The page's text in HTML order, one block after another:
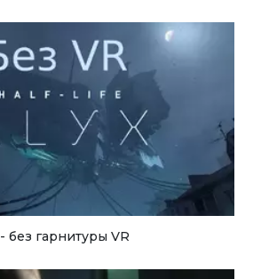
- без гарнитуры VR